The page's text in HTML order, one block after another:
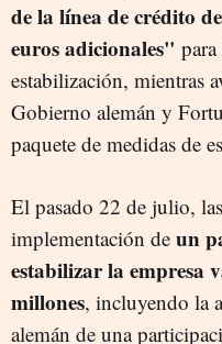
de la línea de crédito
euros adicionales"
estabilización, mientras
Gobierno alemán y
paquete de medidas de
El pasado 22 de julio,
implementación de un
estabilizar la empresa
millones, incluyendo la
alemán de una